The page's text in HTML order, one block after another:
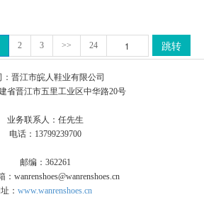
2 3 >> 24 跳转
：晋江市皖人鞋业有限公司
省晋江市五里工业区中华路20号
业务联系人：任先生
电话：13799239700
邮编：362261
：wanrenshoes@wanrenshoes.cn
： www.wanrenshoes.cn